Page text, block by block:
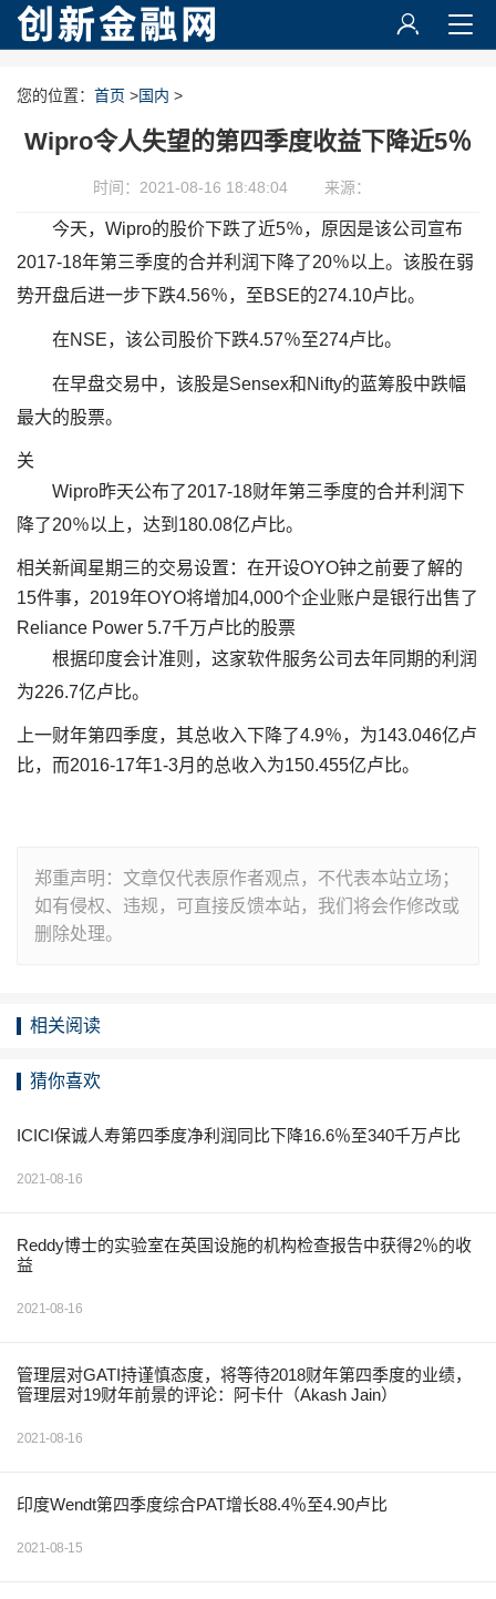
您的位置： 首页 >国内 >
Wipro令人失望的第四季度收益下降近5％
时间：2021-08-16 18:48:04 来源：
今天，Wipro的股价下跌了近5％，原因是该公司宣布
2017-18年第三季度的合并利润下降了20％以上。该股在弱
势开盘后进一步下跌4.56％，至BSE的274.10卢比。
在NSE，该公司股价下跌4.57％至274卢比。
在早盘交易中，该股是Sensex和Nifty的蓝筹股中跌幅
最大的股票。
关
Wipro昨天公布了2017-18财年第三季度的合并利润下
降了20％以上，达到180.08亿卢比。
相关新闻星期三的交易设置：在开设OYO钟之前要了解的
15件事，2019年OYO将增加4,000个企业账户是银行出售了
Reliance Power 5.7千万卢比的股票
根据印度会计准则，这家软件服务公司去年同期的利润
为226.7亿卢比。
上一财年第四季度，其总收入下降了4.9％，为143.046亿卢
比，而2016-17年1-3月的总收入为150.455亿卢比。
郑重声明：文章仅代表原作者观点，不代表本站立场；
如有侵权、违规，可直接反馈本站，我们将会作修改或
删除处理。
相关阅读
猜你喜欢
ICICI保诚人寿第四季度净利润同比下降16.6％至340千万卢比
2021-08-16
Reddy博士的实验室在英国设施的机构检查报告中获得2％的收
益
2021-08-16
管理层对GATI持谨慎态度，将等待2018财年第四季度的业绩，
管理层对19财年前景的评论：阿卡什（Akash Jain）
2021-08-16
印度Wendt第四季度综合PAT增长88.4％至4.90卢比
2021-08-15